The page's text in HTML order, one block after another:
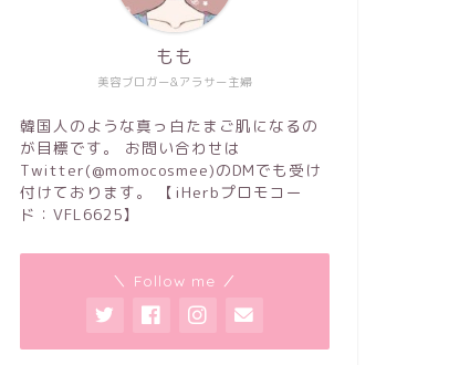
美容ブロガー&アラサー主婦
もも
韓国人のような真っ白たまご肌になるの
が目標です。 お問い合わせは
Twitter(@momocosmee)のDMでも受け
付けております。 【iHerbプロモコー
ド：VFL6625】
＼ Follow me ／